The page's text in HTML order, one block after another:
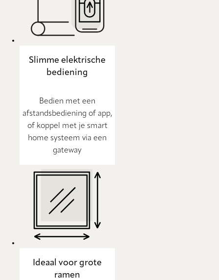
Slimme elektrische
bediening
Bedien met een
afstandsbediening of app,
of koppel met je smart
home systeem via een
gateway
Ideaal voor grote
ramen